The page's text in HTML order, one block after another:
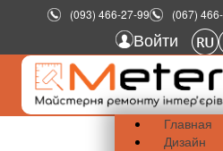
(093) 466-27-99 (067)
Войти
Главная
Дизайн